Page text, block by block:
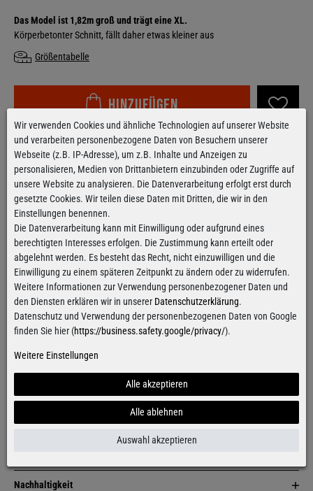
Das Model ist 1,82m groß und trägt eine XL.
Körperbetonter Schnitt, fällt daher etwas kleiner aus
Größentabelle
Hinzufügen
Kostenloser Versand ab 100€
Gilt für Versand innerhalb Deutschlands
Alle Artikel sind innerhalb von 24h versandfertig
Für Bestellungen von Montag bis Donnerstag
Kontaktformular
Artikelbeschreibung
Zusammensetzung & Pflege
Nachhaltigkeit
Wir verwenden Cookies und ähnliche Technologien auf unserer Website
und verarbeiten personenbezogene Daten von Besuchern unserer
Webseite (z.B. IP-Adresse), um z.B. Inhalte und Anzeigen zu
personalisieren, Medien von Drittanbietern einzubinden oder Zugriffe auf
unsere Website zu analysieren. Die Datenverarbeitung erfolgt erst durch
gesetzte Cookies. Wir teilen diese Daten mit Dritten, die wir in den
Einstellungen benennen.
Die Datenverarbeitung kann mit Einwilligung oder aufgrund eines
berechtigten Interesses erfolgen. Die Zustimmung kann erteilt oder
abgelehnt werden. Es besteht das Recht, nicht einzuwilligen und die
Einwilligung zu einem späteren Zeitpunkt zu ändern oder zu widerrufen.
Weitere Informationen zur Verwendung personenbezogener Daten und
den Diensten erklären wir in unserer Datenschutzerklärung.
Datenschutz und Verwendung der personenbezogenen Daten von Google
finden Sie hier (https://business.safety.google/privacy/).
Weitere Einstellungen
Alle akzeptieren
Alle ablehnen
Auswahl akzeptieren